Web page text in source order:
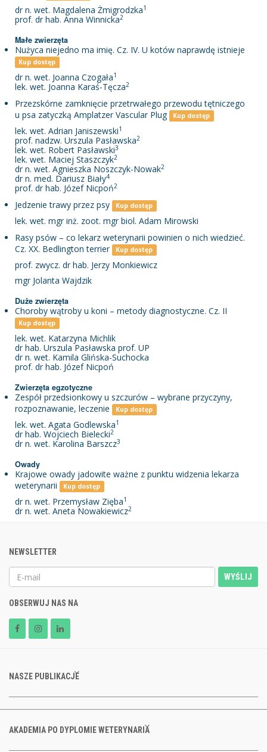
dr n. wet. Magdalena Żmigrodzka1
prof. dr hab. Anna Winnicka2
Małe zwierzęta
Nużyca niejedno ma imię. Cz. IV. U kotów naprawdę istnieje
Kup dostęp
dr n. wet. Joanna Czogała1
lek. wet. Joanna Karaś-Tęcza2
Przezskórne zamknięcie przetrwałego przewodu tętniczego
u psa zatyczką Amplatzer Vascular Plug
Kup dostęp
lek. wet. Adrian Janiszewski1
prof. nadzw. Urszula Pasławska2
lek. wet. Robert Pasławski3
lek. wet. Maciej Staszczyk2
dr n. wet. Agnieszka Noszczyk-Nowak2
dr n. med. Dariusz Biały4
prof. dr hab. Józef Nicpoń2
Jedzenie trawy przez psy Kup dostęp
lek. wet. mgr inż. zoot. mgr biol. Adam Mirowski
Rasy psów – co lekarz weterynarii powinien o nich wiedzieć.
Cz. XX. Bedlington terrier
Kup dostęp
prof. zwycz. dr hab. Jerzy Monkiewicz
mgr Jolanta Wajdzik
Duże zwierzęta
Choroby wątroby u koni – metody diagnostyczne. Cz. II
Kup dostęp
lek. wet. Katarzyna Michlik
dr hab. Urszula Pasławska prof. UP
dr n. wet. Kamila Glińska-Suchocka
prof. dr hab. Józef Nicpoń
Zwierzęta egzotyczne
Zespół przedsionkowy u szczurów – wybrane przyczyny,
rozpoznawanie, leczenie
Kup dostęp
lek. wet. Agata Godlewska1
dr hab. Wojciech Bielecki2
dr n. wet. Karolina Barszcz3
Owady
Krajowe owady jadowite ważne z punktu widzenia lekarza
weterynarii
Kup dostęp
dr n. wet. Przemysław Zięba1
dr n. wet. Aneta Nowakiewicz2
NEWSLETTER
WYŚLIJ
OBSERWUJ NAS NA
NASZE PUBLIKACJE
AKADEMIA PO DYPLOMIE WETERYNARIA